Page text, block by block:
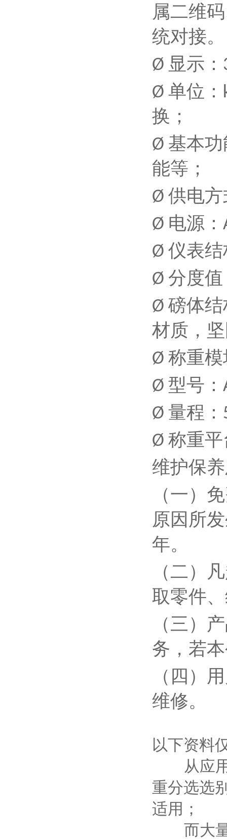
属二维
统对接。
Ø 显示：
Ø 单位：
换；
Ø 基本
能等；
Ø 供电
Ø 电源：
Ø 仪表
Ø 分度
Ø 磅体
材质，
Ø 称重
Ø 型号：
Ø 量程：
Ø 称重
维护保
（一）
原因所
年。
（二）
取零件
（三）
务，若
（四）
维修。
以下资料
从应用
重分选选
适用；
而大量